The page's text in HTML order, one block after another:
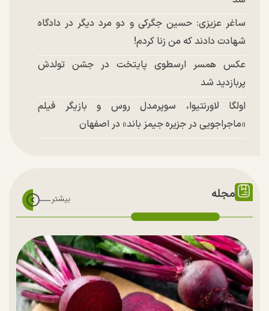
ساغر عزیزی: حسین جگرکی و دو مرد دیگر در دادگاه
شهادت دادند که من زنا کردم!
عکس همسر ارسطوی پایتخت در جشن تولدش
پربازدید شد
اولگا لاورنتیوا، سوپرمدل روس و بازیگر فیلم
«ماجراجویی در جزیره جیمز باند» در اصفهان
مجله